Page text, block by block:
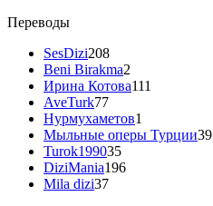
Переводы
SesDizi208
Beni Birakma2
Ирина Котова111
AveTurk77
Нурмухаметов1
Мыльные оперы Турции39
Turok199035
DiziMania196
Mila dizi37